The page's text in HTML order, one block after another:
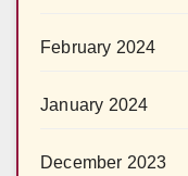
February 2024
January 2024
December 2023